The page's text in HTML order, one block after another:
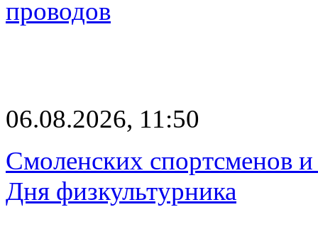
проводов
06.08.2026, 11:50
Смоленских спортсменов
Дня физкультурника